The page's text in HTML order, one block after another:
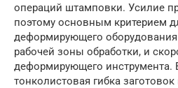
операций штамповки. Усилие
поэтому основным критерием
деформирующего
рабочей зоны обработки, и
деформирующего инструмента.
тонколистовая гибка